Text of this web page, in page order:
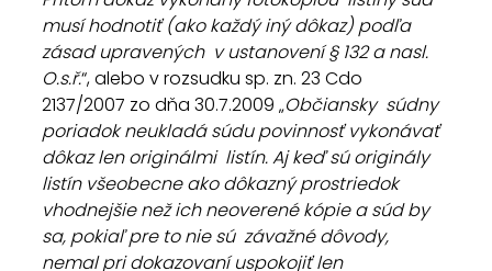
musí hodnotiť (ako každý iný dôkaz) podľa
zásad upravených  v ustanovení § 132 a nasl.
O.s.ř.“, alebo v rozsudku sp. zn. 23 Cdo
2137/2007 zo dňa 30.7.2009 „Občiansky  súdny
poriadok neukladá súdu povinnosť vykonávať
dôkaz len originálmi  listín. Aj keď sú originály
listín všeobecne ako dôkazný prostriedok
vhodnejšie než ich neoverené kópie a súd by
sa, pokiaľ pre to nie sú  závažné dôvody,
nemal pri dokazovaní uspokojiť len